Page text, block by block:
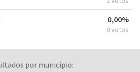
0,00%
0 votos
por município: